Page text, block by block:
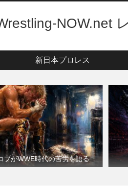
NOW.net
新日本プロレス
ブがWWE時代の苦労を語る